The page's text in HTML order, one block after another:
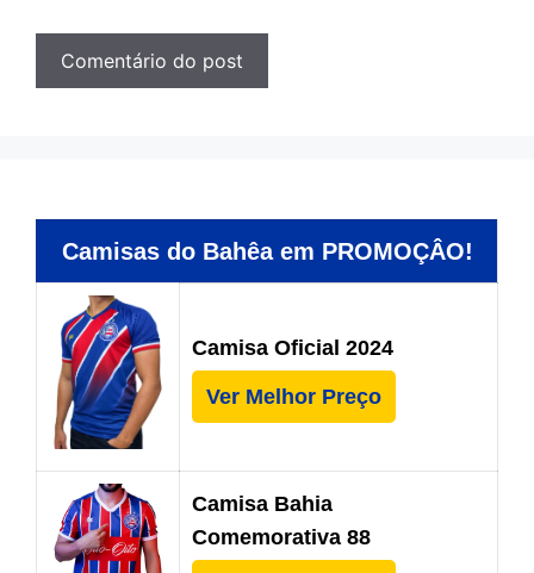
Camisas do Bahêa em PROMOÇÂO!
Camisa Oficial 2024
Ver Melhor Preço
Camisa Bahia
Comemorativa 88